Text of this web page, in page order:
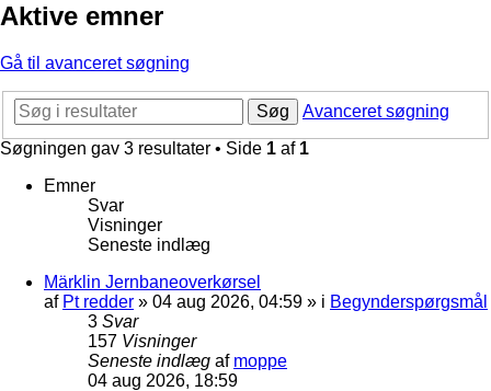
Aktive emner
Gå til avanceret søgning
Søg
Avanceret søgning
Søgningen gav 3 resultater • Side 1 af 1
Emner
Svar
Visninger
Seneste indlæg
Märklin Jernbaneoverkørsel
af Pt redder » 04 aug 2026, 04:59 » i Begynderspørgsmål
3 Svar
157 Visninger
Seneste indlæg af moppe
04 aug 2026, 18:59